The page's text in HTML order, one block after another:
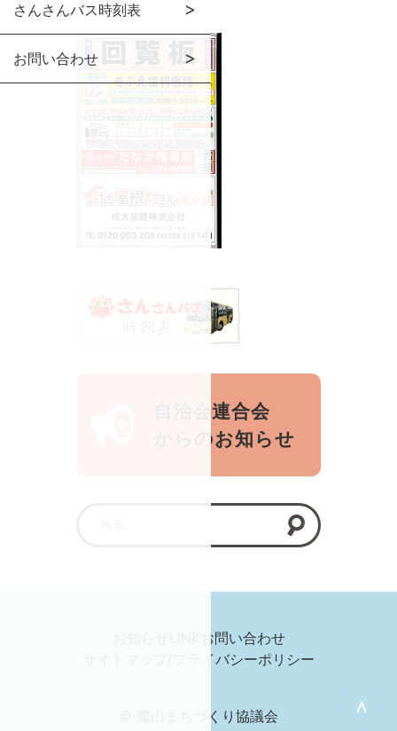
さんさんバス時刻表
お問い合わせ
自治会連合会
からのお知らせ
＞
お問い合わせ
サイトマップ/プライバシーポリシー
© 鷺山まちづくり協議会